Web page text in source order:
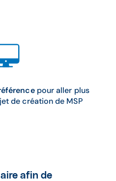
pour aller plus
de création de MSP
afin de